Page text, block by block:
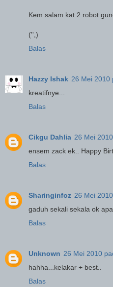
Kem salam kat 2 robot
('',)
Balas
Hazzy Ishak 26 Mei 2010
kreatifnye...
Balas
Cikgu Dahlia 26 Mei
ensem zack ek.. Happy
Balas
Sharinginfoz 26 Mei
gaduh sekali sekala ok apa
Balas
Unknown 26 Mei 2010
hahha...kelakar + best..
Balas